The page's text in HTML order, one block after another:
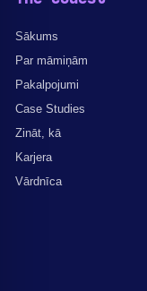
Sākums
Par māmiņām
Pakalpojumi
Case Studies
Zināt, kā
Karjera
Vārdnīca